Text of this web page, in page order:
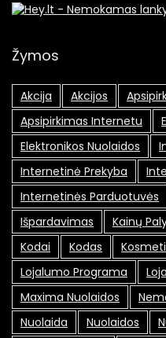
Žymos
Akcija Akcijos
Apsipirkimas Internetu
Elektronikos Nuolaidos
Internetinė Prekyba
Internetinės Parduotuvės
Išpardavimas
Kainų
Kodai
Kodas
Lojalumo Programa
Maxima Nuolaidos
Nuolaida
Nuolaidos